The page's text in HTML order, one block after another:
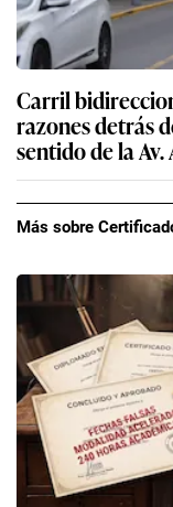
Carril
razones detrás
sentido de la
Más sobre